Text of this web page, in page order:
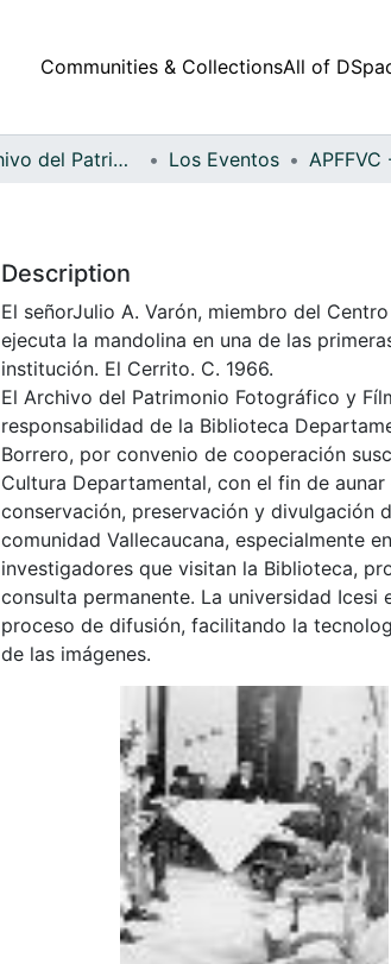
Communities & CollectionsAll of
Fondo Archivo del Patrimonio Fotográfico y Fílmico del Valle del Cauca Los Eventos
Description
El señorJulio A. Varón, miembro del
ejecuta la mandolina en una de las
institución. El Cerrito. C. 1966.
El Archivo del Patrimonio Fotográfico y
responsabilidad de la Biblioteca
Borrero, por convenio de cooperación
Cultura Departamental, con el fin de
conservación, preservación y divulgación
comunidad Vallecaucana, especialmente
investigadores que visitan la Biblioteca,
consulta permanente. La universidad Icesi
proceso de difusión, facilitando la
de las imágenes.